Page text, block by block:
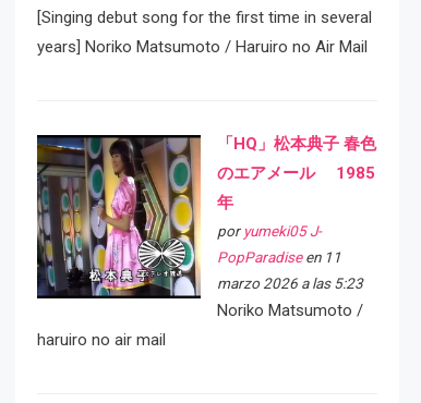
[Singing debut song for the first time in several
years] Noriko Matsumoto / Haruiro no Air Mail
「HQ」松本典子 春色
のエアメール 1985
年
por yumeki05 J-
PopParadiseen 11
marzo 2026 a las 5:23
Noriko Matsumoto /
haruiro no air mail